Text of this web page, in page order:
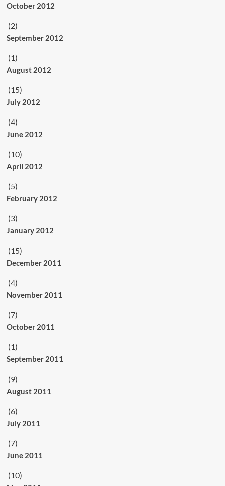
October 2012
(2)
September 2012
(1)
August 2012
(15)
July 2012
(4)
June 2012
(10)
April 2012
(5)
February 2012
(3)
January 2012
(15)
December 2011
(4)
November 2011
(7)
October 2011
(1)
September 2011
(9)
August 2011
(6)
July 2011
(7)
June 2011
(10)